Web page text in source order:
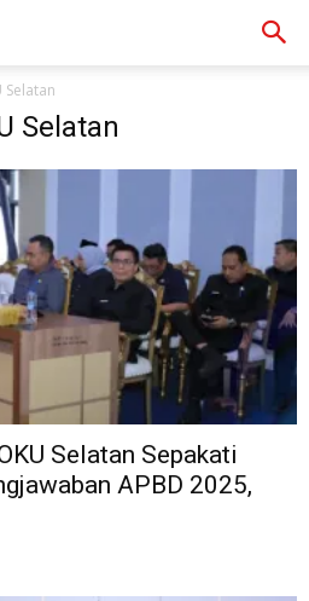
Selatan
Selatan
Selatan Sepakati
APBD 2025,